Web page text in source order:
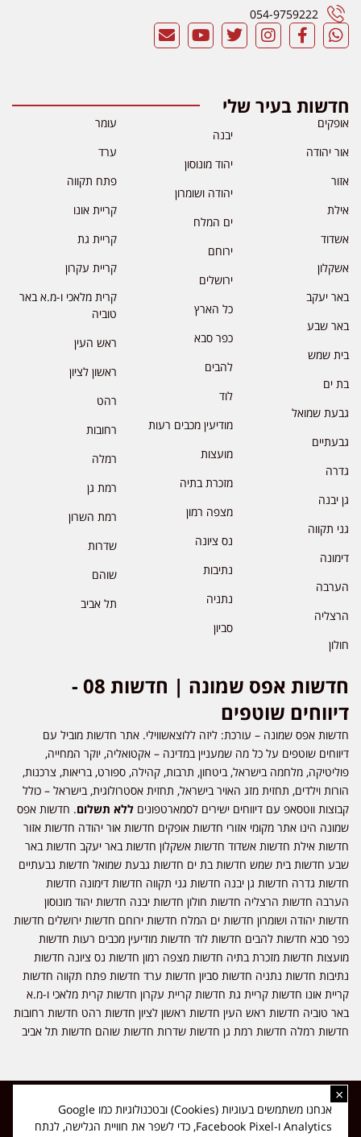
054-9759222
חדשות בעיר שלי
אופקים
אור יהודה
אזור
אילת
אשדוד
אשקלון
באר יעקב
באר שבע
בית שמש
בת ים
גבעת שמואל
גבעתיים
גדרה
גן יבנה
גני תקווה
דימונה
הערבה
הרצליה
חולון
יבנה
יהוד מונוסון
יהודה ושומרון
ים המלח
ירוחם
ירושלים
כל הארץ
כפר סבא
להבים
לוד
מודיעין מכבים רעות
מועצות
מזכרת בתיה
מצפה רמון
נס ציונה
נתיבות
נתניה
סביון
עומר
ערד
פתח תקווה
קריית אונו
קריית גת
קריית עקרון
קרית מלאכי ו-מ.א באר
טוביה
ראש העין
ראשון לציון
רהט
רחובות
רמלה
רמת גן
רמת השרון
שדרות
שוהם
תל אביב
חדשות אפס שמונה | חדשות 08 -
דיווחים שוטפים
חדשות אפס שמונה – עורכת: ליזה ללוצאשווילי. אתר חדשות מוביל עם
דיווחים שוטפים על כל מה שמעניין במדינה – אקטואליה, יוקר המחייה,
פוליטיקה, מלחמה בישראל, ביטחון, תרבות, קהילה, ספורט, בריאות, צרכנות,
הורות וילדים, תחזית מזג האויר בישראל, תחזית אסטרולוגית, בישראל – כולל
קבוצות ווטסאפ עם דיווחים ישירים לסמארטפונים ללא תשלום. חדשות אפס
שמונה הינו אתר מקומי אזורי חדשות אופקים חדשות אור יהודה חדשות אזור
חדשות אילת חדשות אשדוד חדשות אשקלון חדשות באר יעקב חדשות באר
שבע חדשות בית שמש חדשות בת ים חדשות גבעת שמואל חדשות גבעתיים
חדשות גדרה חדשות גן יבנה חדשות גני תקווה חדשות דימונה חדשות
הערבה חדשות הרצליה חדשות חולון חדשות יבנה חדשות יהוד מונוסון
חדשות יהודה ושומרון חדשות ים המלח חדשות ירוחם חדשות ירושלים חדשות
כפר סבא חדשות להבים חדשות לוד חדשות מודיעין מכבים רעות חדשות
מועצות חדשות מזכרת בתיה חדשות מצפה רמון חדשות נס ציונה חדשות
נתיבות חדשות נתניה חדשות סביון חדשות ערד חדשות פתח תקווה חדשות
קריית אונו חדשות קריית גת חדשות קריית עקרון חדשות קרית מלאכי ו-מ.א
באר טוביה חדשות ראש העין חדשות ראשון לציון חדשות רהט חדשות רחובות
חדשות רמלה חדשות רמת גן חדשות שדרות חדשות שוהם חדשות תל אביב
כל הזכויות שמורות ל-ליזה ללוצאשווילי - חדשות אפס שמונה - דיווחים בזמן
אמת, נוסד בשנת 2019 | טל' לפרסומים 054-9759222 מייל מערכת
news08.net@gmail.com
×
אנחנו משתמשים בעוגיות (Cookies) ובטכנולוגיות כמו Google
Analytics ו-Facebook Pixel, כדי לשפר את חוויית הגלישה, לנתח